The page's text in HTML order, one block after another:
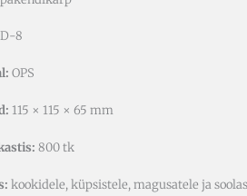
D-8
OPS
115 × 115 × 65 mm
800 tk
kookidele, küpsistele, magusatele ja